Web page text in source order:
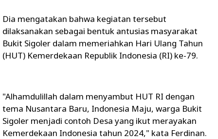
Dia mengatakan bahwa kegiatan tersebut
dilaksanakan sebagai bentuk antusias masyarakat
Bukit Sigoler dalam memeriahkan Hari Ulang Tahun
(HUT) Kemerdekaan Republik Indonesia (RI) ke-79.
"Alhamdulillah dalam menyambut HUT RI dengan
tema Nusantara Baru, Indonesia Maju, warga Bukit
Sigoler menjadi contoh Desa yang ikut merayakan
Kemerdekaan Indonesia tahun 2024," kata Ferdinan.